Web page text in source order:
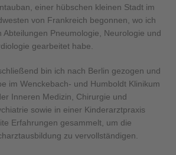
einer hübschen kleinen Stadt im
von Frankreich begonnen, wo ich
Abteilungen Pneumologie, Neurologie und
gearbeitet habe.
bin ich nach Berlin gezogen und
im Wenckebach- und Humboldt Klinikum
Inneren Medizin, Chirurgie und
sowie in einer Kinderarztpraxis
Erfahrungen gesammelt, um die
zu vervollständigen.